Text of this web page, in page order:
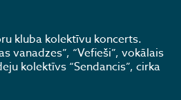
kluba kolektīvu koncerts.
vanadzes”, “Vefieši”, vokālais
kolektīvs “Sendancis”, cirka